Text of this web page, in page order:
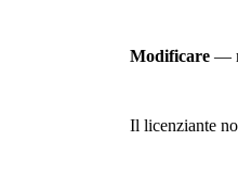
Modificare —
Il licenziante